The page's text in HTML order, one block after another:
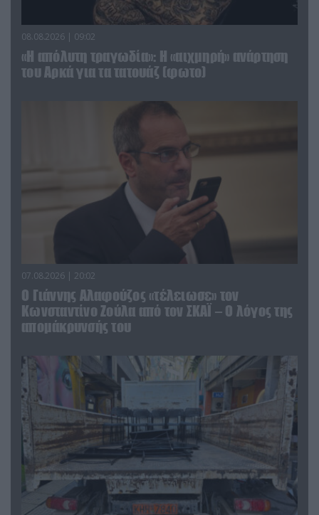
08.08.2026 | 09:02
«Η απόλυτη τραγωδία»: Η «αιχμηρή» ανάρτηση
του Αρκά για τα τατουάζ (φωτο)
07.08.2026 | 20:02
Ο Γιάννης Αλαφούζος «τέλειωσε» τον
Κωνσταντίνο Ζούλα από τον ΣΚΑΪ – Ο λόγος της
απομάκρυνσής του